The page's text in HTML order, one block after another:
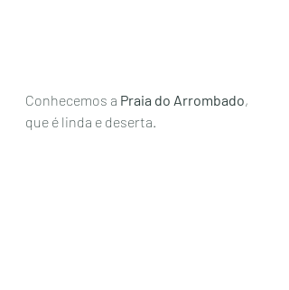
Conhecemos a Praia do Arrombado,
que é linda e deserta.